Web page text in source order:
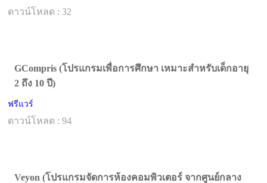
ดาวน์โหลด : 32
GCompris (โปรแกรมเพื่อการศึกษา เหมาะสำหรับเด็กอายุ
2 ถึง 10 ปี)
ฟรีแวร์
ดาวน์โหลด : 94
Veyon (โปรแกรมจัดการห้องคอมพิวเตอร์ จากศูนย์กลาง